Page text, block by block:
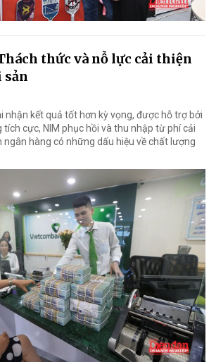
thức và nỗ lực cải thiện
sản
nhận kết quả tốt hơn kỳ vọng, được hỗ trợ bởi
cực, NIM phục hồi và thu nhập từ phí cải
ngân hàng có những dấu hiệu về chất lượng